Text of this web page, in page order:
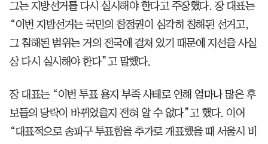
그는 지방선거를 다시 실시해야 한다고 주장했다. 장 대표는
“이번 지방선거는 국민의 참정권이 심각히 침해된 선거고,
그 침해된 범위는 거의 전국에 걸쳐 있기 때문에 지선을 사실
상 다시 실시해야 한다”고 말했다.
장 대표는 “이번 투표 용지 부족 사태로 인해 얼마나 많은 후
보들의 당락이 바뀌었을지 전혀 알 수 없다”고 했다. 이어
“대표적으로 송파구 투표함을 추가로 개표했을 때 서울시 비